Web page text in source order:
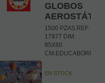
GLOBOS
1500 PZAS.REF:
17977 DIM:
85X60
CM.EDUCABORRAS
EN STOCK